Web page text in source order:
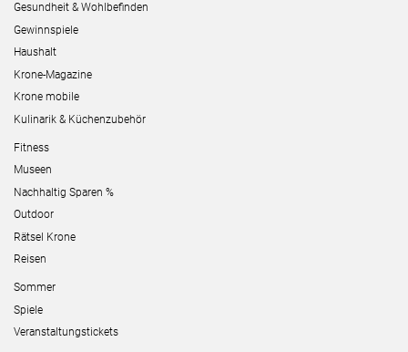
Gesundheit & Wohlbefinden
Gewinnspiele
Haushalt
Krone-Magazine
Krone mobile
Kulinarik & Küchenzubehör
Fitness
Museen
Nachhaltig Sparen %
Outdoor
Rätsel Krone
Reisen
Sommer
Spiele
Veranstaltungstickets